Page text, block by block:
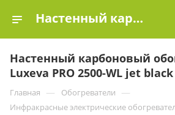
Настенный карбоновый обогреватель Luxeva PRO 2500-WL jet black купить в Москве по цене | Эко-Элемент
Настенный карбоновый
Luxeva PRO 2500-WL jet black
Главная — Обогреватели —
Инфракрасные электрические